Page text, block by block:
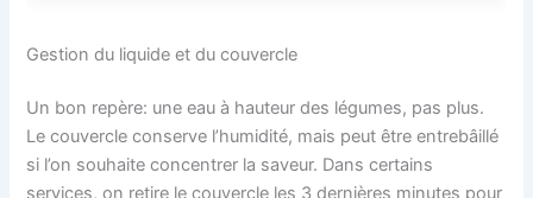
Gestion du liquide et du couvercle
Un bon repère: une eau à hauteur des légumes, pas plus.
Le couvercle conserve l’humidité, mais peut être entrebâillé
si l’on souhaite concentrer la saveur. Dans certains